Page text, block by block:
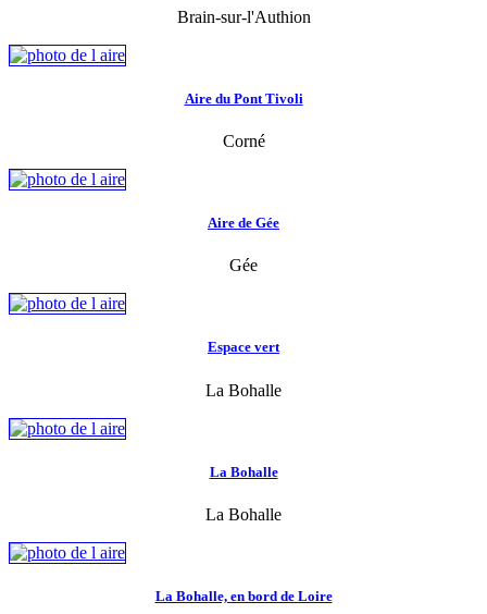
Brain-sur-l'Authion
Aire du Pont Tivoli
Corné
Aire de Gée
Gée
Espace vert
La Bohalle
La Bohalle
La Bohalle
La Bohalle, en bord de Loire